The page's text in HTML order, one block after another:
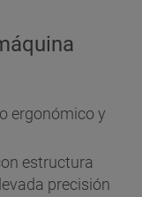
ergonómico y
estructura
precisión